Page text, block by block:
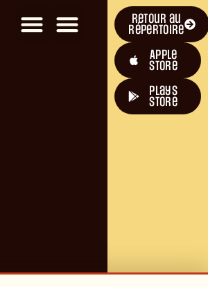
Retour au
répertoire
Apple
Store
plays
store